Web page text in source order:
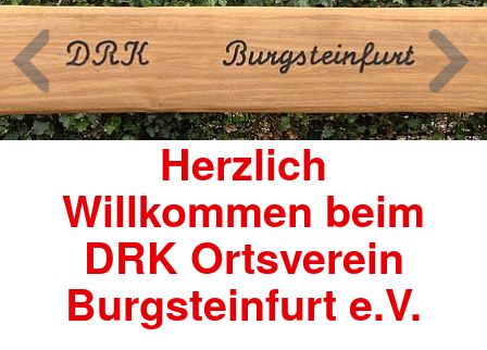
Herzlich
Willkommen beim
DRK Ortsverein
Burgsteinfurt e.V.